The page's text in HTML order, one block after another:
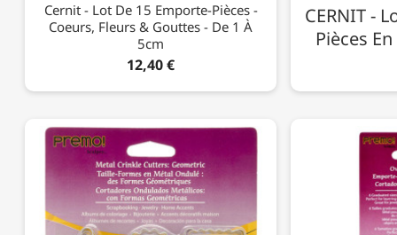
Cernit - Lot De 15 Emporte-Pièces -
Coeurs, Fleurs & Gouttes - De 1 À
5cm
12,40 €
CERNIT -
Pièces